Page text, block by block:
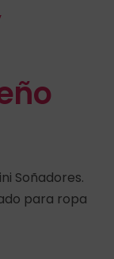
Soñadores.
para ropa